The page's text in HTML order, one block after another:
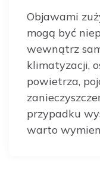
Objawami
mogą być
wewnątrz
klimatyzacji,
powietrza,
przypadku
warto